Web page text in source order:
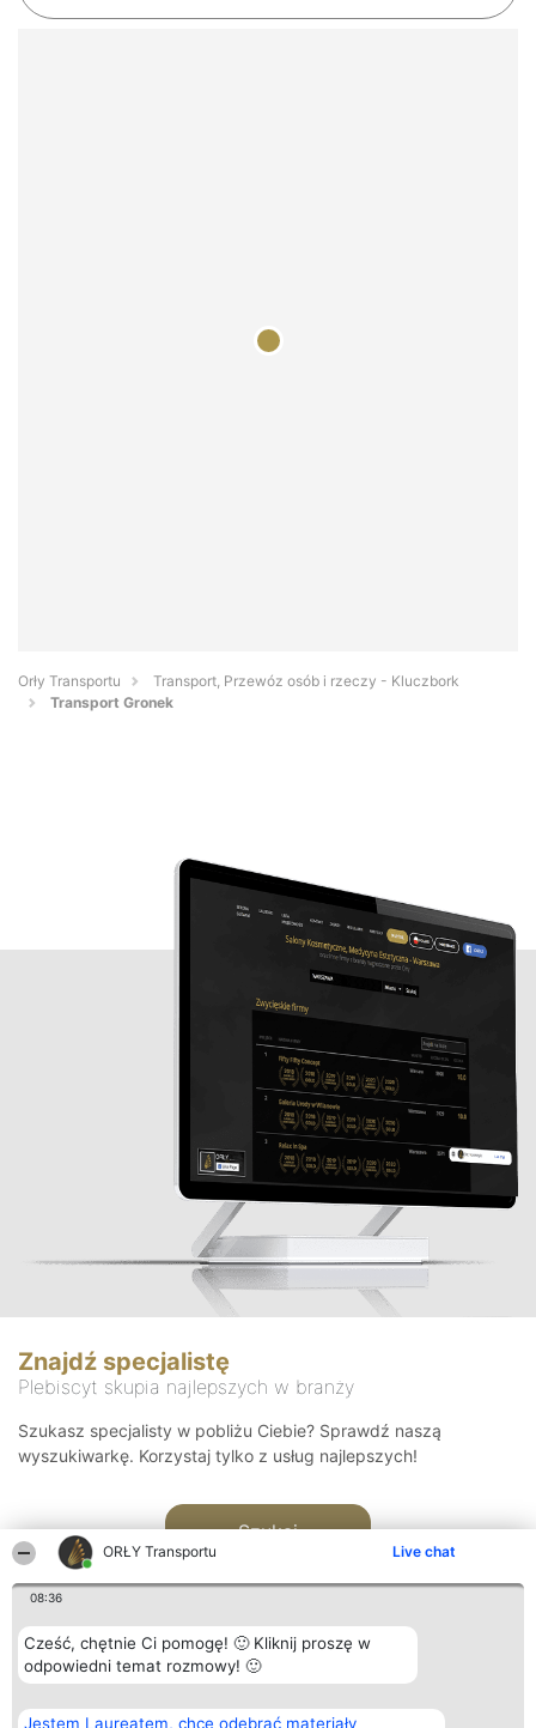
ORŁY Transportu Live chat
08:36
Cześć, chętnie Ci pomogę! 🙂 Kliknij proszę w
odpowiedni temat rozmowy! 🙂
Jestem Laureatem, chcę odebrać materiały
Orły Transportu
Transport, Przewóz osób i rzeczy - Kluczbork
Transport Gronek
Znajdź specjalistę
Plebiscyt skupia najlepszych w branży
Szukasz specjalisty w pobliżu Ciebie? Sprawdź naszą
wyszukiwarkę. Korzystaj tylko z usług najlepszych!
Szukaj
Organizator plebiscytu
Bright Side Solutions sp. z o.
Plebiscyt
Laureaci
Kontakt
Kontakt